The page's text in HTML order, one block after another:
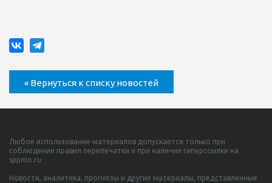
« Вернуться к списку новостей
Любое использование материалов допускается только при
соблюдении правил перепечатки и при наличии гиперссылки на
sppmo.ru
Новости, аналитика, прогнозы и другие материалы, представленные